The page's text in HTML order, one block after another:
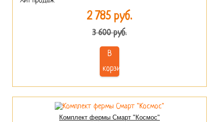
2 785 руб.
3 600 руб.
В
корзину
Комплект фермы Смарт "Космос"